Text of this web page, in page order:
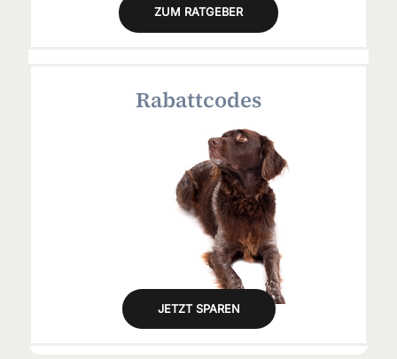
ZUM RATGEBER
Rabattcodes
JETZT SPAREN